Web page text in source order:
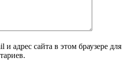
адрес сайта в этом браузере для